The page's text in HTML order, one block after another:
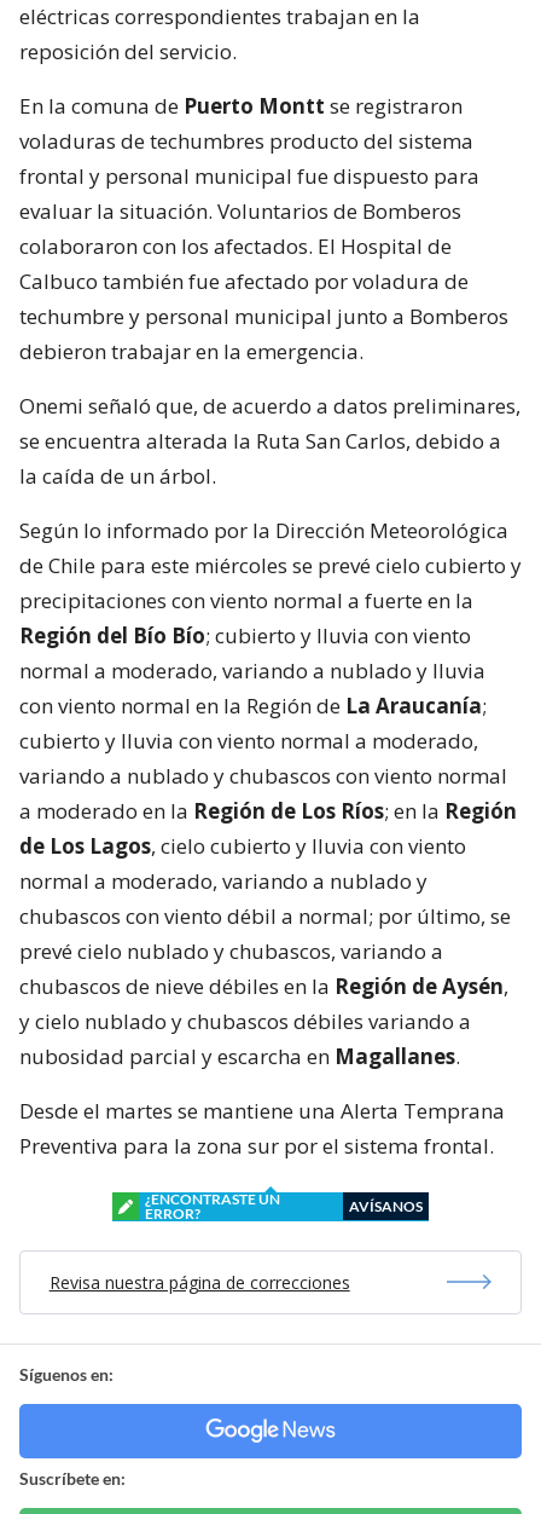
eléctricas correspondientes trabajan en la
reposición del servicio.
En la comuna de Puerto Montt se registraron
voladuras de techumbres producto del sistema
frontal y personal municipal fue dispuesto para
evaluar la situación. Voluntarios de Bomberos
colaboraron con los afectados. El Hospital de
Calbuco también fue afectado por voladura de
techumbre y personal municipal junto a Bomberos
debieron trabajar en la emergencia.
Onemi señaló que, de acuerdo a datos preliminares,
se encuentra alterada la Ruta San Carlos, debido a
la caída de un árbol.
Según lo informado por la Dirección Meteorológica
de Chile para este miércoles se prevé cielo cubierto y
precipitaciones con viento normal a fuerte en la
Región del Bío Bío; cubierto y lluvia con viento
normal a moderado, variando a nublado y lluvia
con viento normal en la Región de La Araucanía;
cubierto y lluvia con viento normal a moderado,
variando a nublado y chubascos con viento normal
a moderado en la Región de Los Ríos; en la Región
de Los Lagos, cielo cubierto y lluvia con viento
normal a moderado, variando a nublado y
chubascos con viento débil a normal; por último, se
prevé cielo nublado y chubascos, variando a
chubascos de nieve débiles en la Región de Aysén,
y cielo nublado y chubascos débiles variando a
nubosidad parcial y escarcha en Magallanes.
Desde el martes se mantiene una Alerta Temprana
Preventiva para la zona sur por el sistema frontal.
¿ENCONTRASTE UN
ERROR?
AVÍSANOS
Revisa nuestra página de correcciones
Síguenos en:
Suscríbete en: